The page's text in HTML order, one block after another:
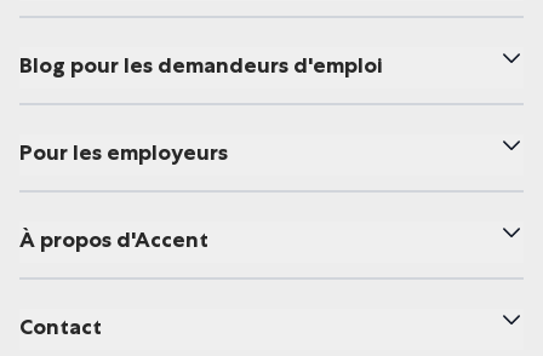
Blog pour les demandeurs d'emploi
Pour les employeurs
À propos d'Accent
Contact